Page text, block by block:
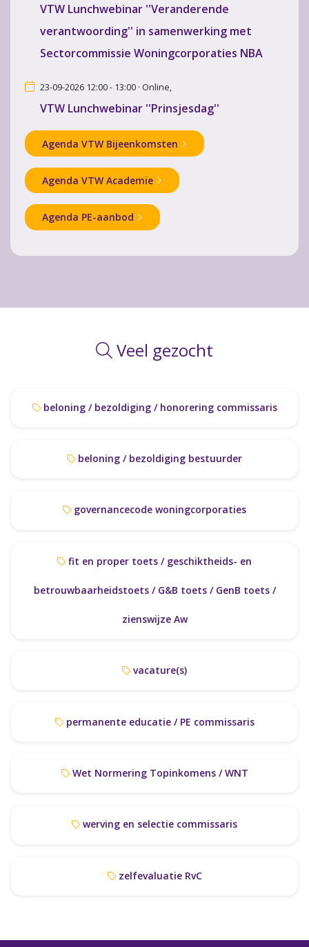
VTW Lunchwebinar ''Veranderende
verantwoording'' in samenwerking met
Sectorcommissie Woningcorporaties NBA
23-09-2026 12:00 - 13:00 · Online,
VTW Lunchwebinar ''Prinsjesdag''
Agenda VTW Bijeenkomsten
Agenda VTW Academie
Agenda PE-aanbod
Veel gezocht
beloning / bezoldiging / honorering commissaris
beloning / bezoldiging bestuurder
governancecode woningcorporaties
betrouwbaarheidstoets / G&B toets / GenB toets /
zienswijze Aw
vacature(s)
permanente educatie / PE commissaris
Wet Normering Topinkomens / WNT
werving en selectie commissaris
zelfevaluatie RvC